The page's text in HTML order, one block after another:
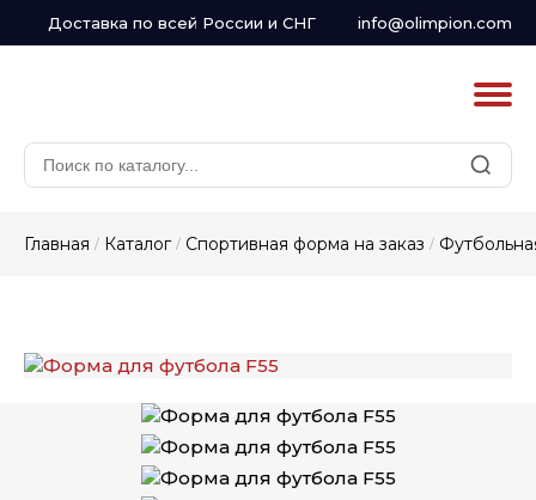
Доставка по всей России и СНГ info@olimpion.com
Главная / Каталог / Спортивная форма на заказ /